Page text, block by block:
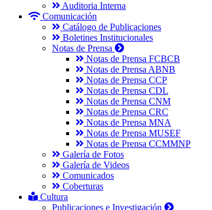
Auditoria Interna
Comunicación
Catálogo de Publicaciones
Boletines Institucionales
Notas de Prensa
Notas de Prensa FCBCB
Notas de Prensa ABNB
Notas de Prensa CCP
Notas de Prensa CDL
Notas de Prensa CNM
Notas de Prensa CRC
Notas de Prensa MNA
Notas de Prensa MUSEF
Notas de Prensa CCMMNP
Galería de Fotos
Galería de Videos
Comunicados
Coberturas
Cultura
Publicaciones e Investigación